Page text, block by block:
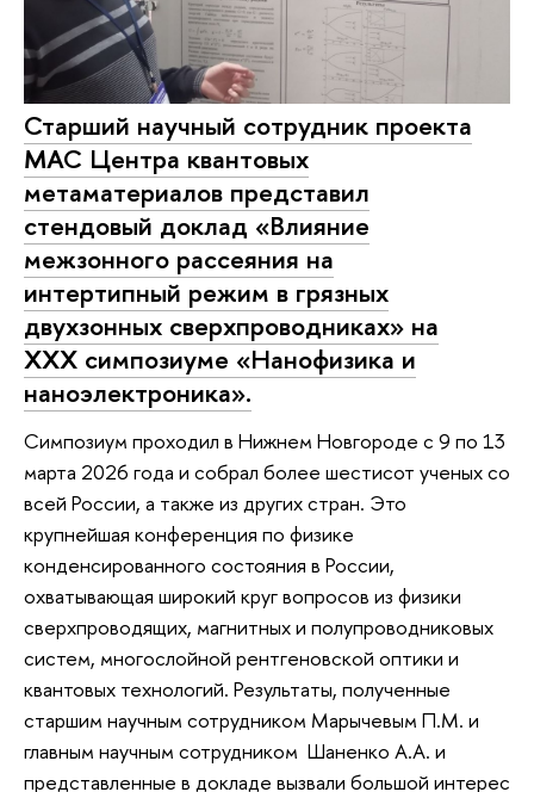
Старший научный сотрудник проекта
МАС Центра квантовых
метаматериалов представил
стендовый доклад «Влияние
межзонного рассеяния на
интертипный режим в грязных
двухзонных сверхпроводниках» на
XXX симпозиуме «Нанофизика и
наноэлектроника».
Симпозиум проходил в Нижнем Новгороде с 9 по 13
марта 2026 года и собрал более шестисот ученых со
всей России, а также из других стран. Это
крупнейшая конференция по физике
конденсированного состояния в России,
охватывающая широкий круг вопросов из физики
сверхпроводящих, магнитных и полупроводниковых
систем, многослойной рентгеновской оптики и
квантовых технологий. Результаты, полученные
старшим научным сотрудником Марычевым П.М. и
главным научным сотрудником Шаненко А.А. и
представленные в докладе вызвали большой интерес